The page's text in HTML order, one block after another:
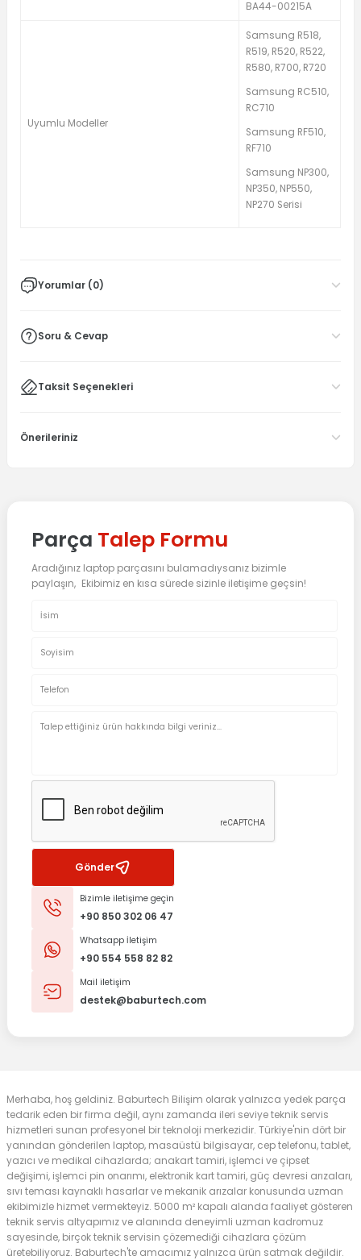
BA44-00215A
Uyumlu Modeller
Samsung R518,
R519, R520, R522,
R580, R700, R720
Samsung RC510,
RC710
Samsung RF510,
RF710
Samsung NP300,
NP350, NP550,
NP270 Serisi
Yorumlar (0)
Soru & Cevap
Taksit Seçenekleri
Önerileriniz
Parça Talep Formu
Aradığınız laptop parçasını bulamadıysanız bizimle
paylaşın, Ekibimiz en kısa sürede sizinle iletişime geçsin!
Gönder
Bizimle iletişime geçin
+90 850 302 06 47
Whatsapp İletişim
+90 554 558 82 82
Mail iletişim
destek@baburtech.com
Merhaba, hoş geldiniz. Baburtech Bilişim olarak yalnızca yedek parça
tedarik eden bir firma değil, aynı zamanda ileri seviye teknik servis
hizmetleri sunan profesyonel bir teknoloji merkezidir. Türkiye'nin dört bir
yanından gönderilen laptop, masaüstü bilgisayar, cep telefonu, tablet,
yazıcı ve medikal cihazlarda; anakart tamiri, işlemci ve çipset
değişimi, işlemci pin onarımı, elektronik kart tamiri, güç devresi arızaları,
sıvı teması kaynaklı hasarlar ve mekanik arızalar konusunda uzman
ekibimizle hizmet vermekteyiz. 5000 m² kapalı alanda faaliyet gösteren
teknik servis altyapımız ve alanında deneyimli uzman kadromuz
sayesinde, birçok teknik servisin çözemediği cihazlara çözüm
üretebiliyoruz. Baburtech'te amacımız yalnızca ürün satmak değildir.